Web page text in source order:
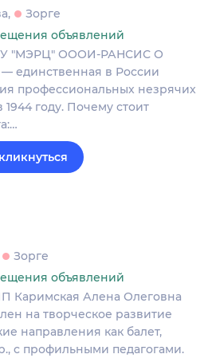
Зорге
объявлений
"МЭРЦ" ОООИ-РАНСИС О
единственная в России
профессиональных незрячих
году. Почему стоит
Зорге
объявлений
Каримская Алена Олеговна
на творческое развитие
направления как балет,
с профильными педагогами.